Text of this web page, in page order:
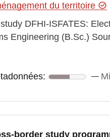
du territoire
DFHI-ISFATES:
Engineering (B.Sc.)
border study